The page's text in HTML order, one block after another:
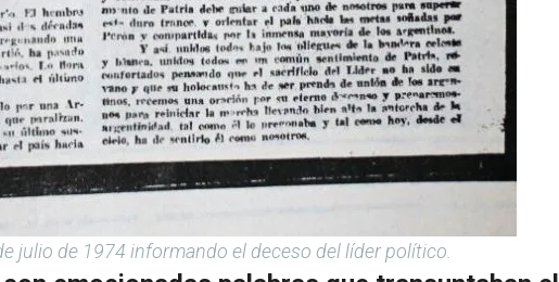
julio de 1974 informando el deceso del líder político.